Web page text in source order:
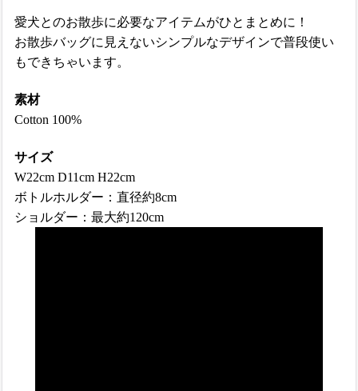
愛犬とのお散歩に必要なアイテムがひとまとめに！
お散歩バッグに見えないシンプルなデザインで普段使い
もできちゃいます。
素材
Cotton 100%
サイズ
W22cm D11cm H22cm
ボトルホルダー：直径約8cm
ショルダー：最大約120cm